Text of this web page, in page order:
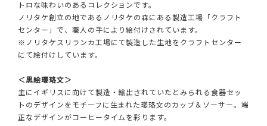
トロな味わいのあるコレクションです。
ノリタケ創立の地であるノリタケの森にある製造工場「クラフト
センター」で、職人の手により絵付けされています。
※ノリタケスリランカ工場にて製造した生地をクラフトセンター
にて絵付けしています。
＜黒絵瓔珞文＞
主にイギリスに向けて製造・輸出されていたとみられる食器セッ
トのデザインをモチーフに生まれた瓔珞文のカップ＆ソーサー。端
正なデザインがコーヒータイムを彩ります。